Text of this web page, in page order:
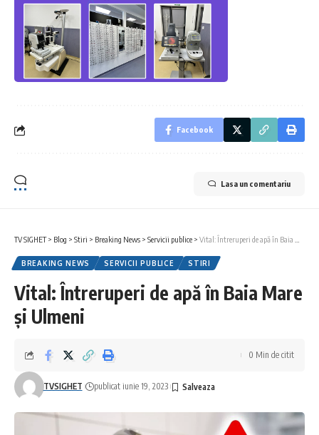
Facebook
Lasa un comentariu
TV SIGHET> Blog > Stiri > Breaking News > Servicii publice > Vital: Întreruperi de apă în Baia Mare și Ulmeni
BREAKING NEWS SERVICII PUBLICE STIRI
Vital: Întreruperi de apă în Baia Mare
și Ulmeni
TVSIGHET publicat iunie 19, 2023
0 Min de citit